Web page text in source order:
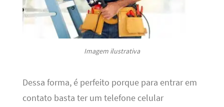
Imagem ilustrativa
Dessa forma, é perfeito porque para entrar em
contato basta ter um telefone celular